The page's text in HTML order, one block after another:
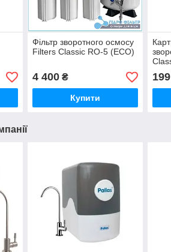
Фільтр зворотного осмосу
Filters Classic RO-5 (ECO)
4 400₴
Купити
199